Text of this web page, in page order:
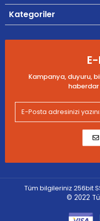
Kategoriler
E-
Kampanya, duyuru,
Tüm bilgileriniz 256bit
© 2022